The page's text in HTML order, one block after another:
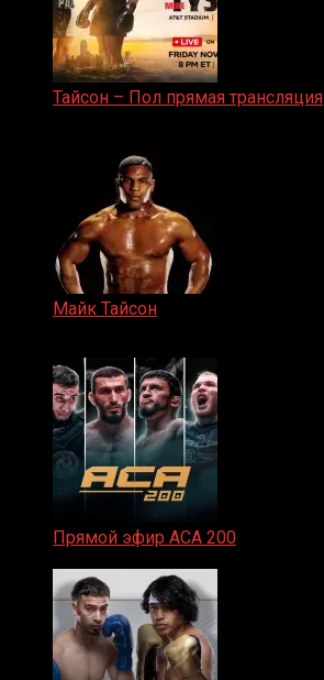
Тайсон – Пол прямая трансляция
Майк Тайсон
Прямой эфир ACA 200